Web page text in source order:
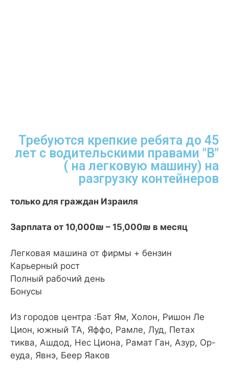
Требуются крепкие ребята до 45
лет с водительскими правами "B"
( на легковую машину) на
разгрузку контейнеров
только для граждан Израиля
Зарплата от 10,000₪ – 15,000₪ в месяц
Карьерный рост
Из городов центра :Бат Ям, Холон, Ришон Ле
Цион, южный ТА, Яффо, Рамле, Луд, Петах
тиква, Ашдод, Нес Циона, Рамат Ган, Азур, Ор-
еуда, Явнэ, Беер Яаков